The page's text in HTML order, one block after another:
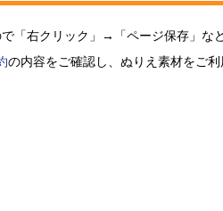
「右クリック」→「ページ保存」な
の内容をご確認し、ぬりえ素材をご利